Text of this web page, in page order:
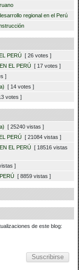
regional en el Perú
PERÚ [ 26 votes ]
EL PERÚ [ 17 votes ]
]
[ 14 votes ]
votes ]
[ 25240 vistas ]
PERÚ [ 21084 vistas ]
EL PERÚ [ 18516 vistas
]
[ 8859 vistas ]
de este blog: